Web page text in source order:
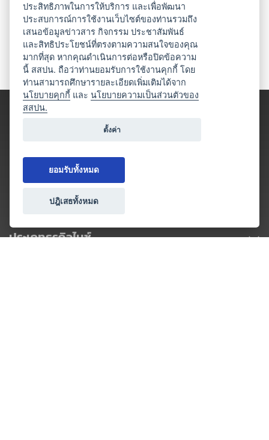
ประเภทธุรกิจไมซ์
ประสิทธิภาพในการให้บริการ และเพื่อพัฒนา
ประสบการณ์การใช้งานเว็บไซต์ของท่านรวมถึง
เสนอข้อมูลข่าวสาร กิจกรรม ประชาสัมพันธ์
และสิทธิประโยชน์ที่ตรงตามความสนใจของคุณ
มากที่สุด หากคุณดำเนินการต่อหรือปิดข้อความ
นี้ สสปน. ถือว่าท่านยอมรับการใช้งานคุกกี้ โดย
ท่านสามารถศึกษารายละเอียดเพิ่มเติมได้จาก
นโยบายคุกกี้ และนโยบายความเป็นส่วนตัวของ
สสปน.
ตั้งค่า
ยอมรับทั้งหมด
ปฎิเสธทั้งหมด